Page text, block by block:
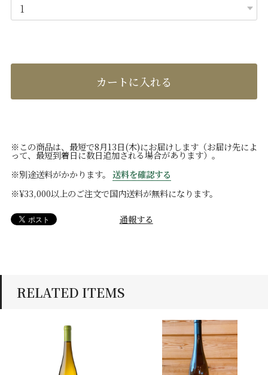
カートに入れる
※この商品は、最短で8月13日(木)にお届けします（お届け先によ
って、最短到着日に数日追加される場合があります）。
※別途送料がかかります。 送料を確認する
※¥33,000以上のご注文で国内送料が無料になります。
通報する
RELATED ITEMS